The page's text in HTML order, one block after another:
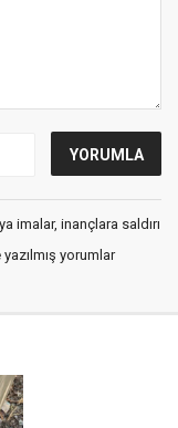
imalar, inançlara saldırı
yorumlar